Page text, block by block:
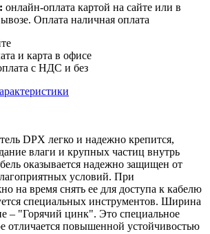
онлайн-оплата картой на сайте или в
Оплата наличная оплата
и карта в офисе
с НДС и без
DPX легко и надежно крепится,
влаги и крупных частиц внутрь
оказывается надежно защищен от
условий. При
на время снять ее для доступа к кабелю
специальных инструментов. Ширина
– "Горячий цинк". Это специальное
отличается повышенной устойчивостью